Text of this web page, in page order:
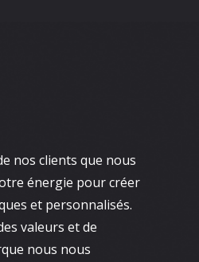
nos clients que nous
énergie pour créer
et personnalisés.
valeurs et de
nous nous